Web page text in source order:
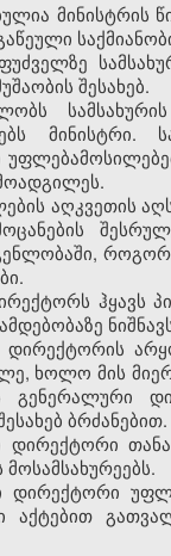
შესახებ.
აღკვეთის
როგორც
დირექტორის
ხოლო მის
გენერალური
ბრძანებით.
დირექტორი
დირექტორი
აქტებით